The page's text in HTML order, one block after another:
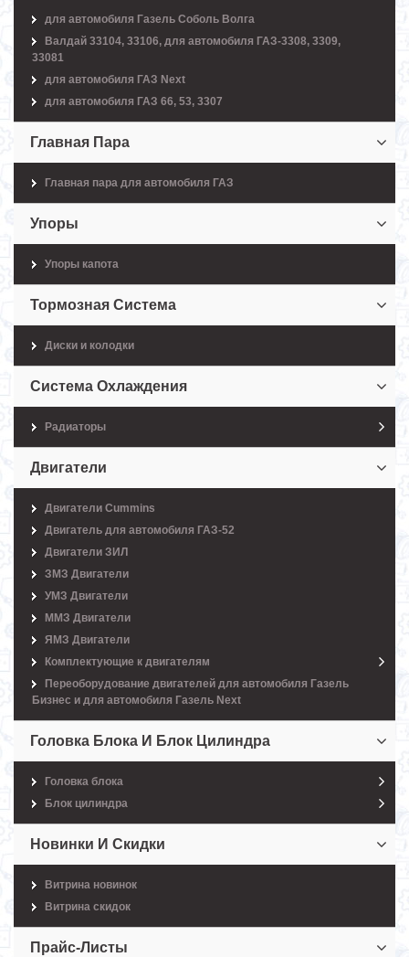
для автомобиля Газель Соболь Волга
Валдай 33104, 33106, для автомобиля ГАЗ-3308, 3309,
33081
для автомобиля ГАЗ Next
для автомобиля ГАЗ 66, 53, 3307
Главная Пара
Главная пара для автомобиля ГАЗ
Упоры
Упоры капота
Тормозная Система
Диски и колодки
Система Охлаждения
Радиаторы
Двигатели
Двигатели Cummins
Двигатель для автомобиля ГАЗ-52
Двигатели ЗИЛ
ЗМЗ Двигатели
УМЗ Двигатели
ММЗ Двигатели
ЯМЗ Двигатели
Комплектующие к двигателям
Переоборудование двигателей для автомобиля Газель
Бизнес и для автомобиля Газель Next
Головка Блока И Блок Цилиндра
Головка блока
Блок цилиндра
Новинки И Скидки
Витрина новинок
Витрина скидок
Прайс-Листы